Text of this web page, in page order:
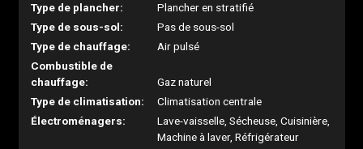
Type de plancher:
Plancher en stratifié
Type de sous-sol:
Pas de sous-sol
Type de chauffage:
Air pulsé
Combustible de
chauffage:
Gaz naturel
Type de climatisation:
Climatisation centrale
Électroménagers:
Lave-vaisselle, Sécheuse, Cuisinière,
Machine à laver, Réfrigérateur